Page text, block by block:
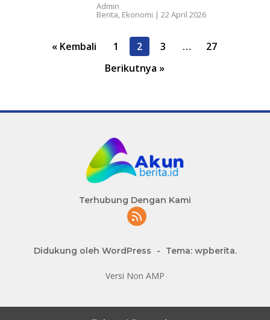
Admin
Berita, Ekonomi | 22 April 2026
n
« Kembali 1 2 3 …
27
Berikutnya »
Terhubung Dengan Kami
Didukung oleh WordPress - Tema: wpberita.
Versi Non AMP